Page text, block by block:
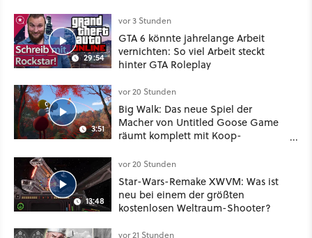
Mass Effect
29:54
vor 3 Stunden
GTA 6 könnte jahrelange Arbeit
vernichten: So viel Arbeit steckt
hinter GTA Roleplay
3:51
vor 20 Stunden
Big Walk: Das neue Spiel der
Macher von Untitled Goose Game
räumt komplett mit Koop-
13:48
vor 20 Stunden
Star-Wars-Remake XWVM: Was ist
neu bei einem der größten
kostenlosen Weltraum-Shooter?
vor 21 Stunden